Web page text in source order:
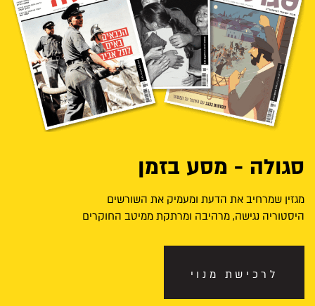
סגולה - מסע בזמן
מגזין שמרחיב את הדעת ומעמיק את השורשים
היסטוריה נגישה, מרהיבה ומרתקת ממיטב החוקרים
לרכישת מנוי